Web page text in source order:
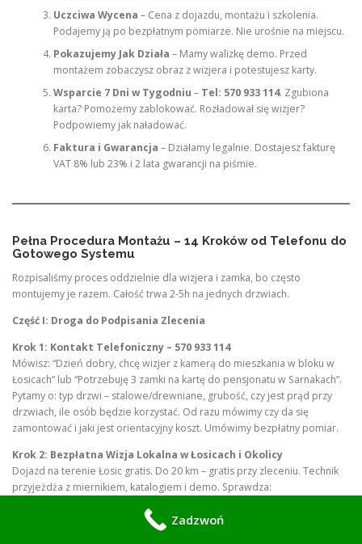
Uczciwa Wycena – Cena z dojazdu, montażu i szkolenia.
Podajemy ją po bezpłatnym pomiarze. Nie urośnie na miejscu.
Pokazujemy Jak Działa – Mamy walizkę demo. Przed
montażem zobaczysz obraz z wizjera i potestujesz karty.
Wsparcie 7 Dni w Tygodniu – Tel: 570 933 114. Zgubiona
karta? Pomożemy zablokować. Rozładował się wizjer?
Podpowiemy jak naładować.
Faktura i Gwarancja – Działamy legalnie. Dostajesz fakturę
VAT 8% lub 23% i 2 lata gwarancji na piśmie.
Pełna Procedura Montażu – 14 Kroków od Telefonu do
Gotowego Systemu
Rozpisaliśmy proces oddzielnie dla wizjera i zamka, bo często
montujemy je razem. Całość trwa 2-5h na jednych drzwiach.
Część I: Droga do Podpisania Zlecenia
Krok 1: Kontakt Telefoniczny – 570 933 114
Mówisz: “Dzień dobry, chcę wizjer z kamerą do mieszkania w bloku w
Łosicach” lub “Potrzebuję 3 zamki na kartę do pensjonatu w Sarnakach”.
Pytamy o: typ drzwi – stalowe/drewniane, grubość, czy jest prąd przy
drzwiach, ile osób będzie korzystać. Od razu mówimy czy da się
zamontować i jaki jest orientacyjny koszt. Umówimy bezpłatny pomiar.
Krok 2: Bezpłatna Wizja Lokalna w Łosicach i Okolicy
Dojazd na terenie Łosic gratis. Do 20 km – gratis przy zleceniu. Technik
przyjeżdża z miernikiem, katalogiem i demo. Sprawdza:
Średnicę otworu po starym wizjerze. Grubość
drzwi 35-110mm. Czy jest miejsce na ekran po wewnętrznej.
Zadzwoń